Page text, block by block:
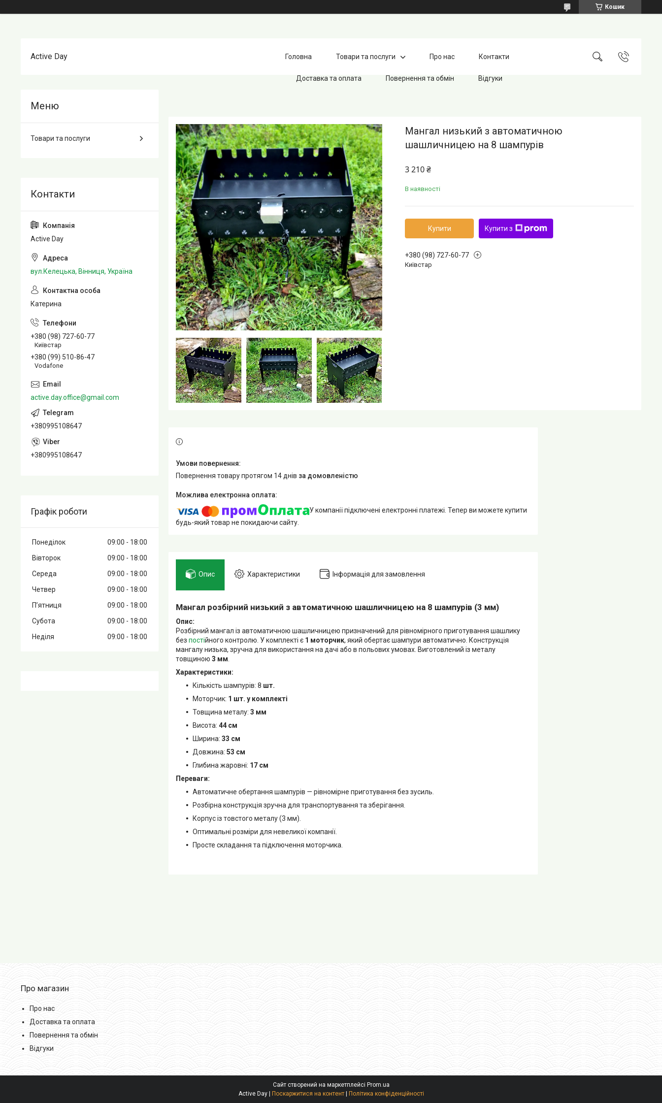
Кошик
Active Day Головна Товари та послуги Про нас Контакти
Доставка та оплата Повернення та обмін Відгуки
Мангал низький з автоматичною
шашличницею на 8 шампурів
3 210 ₴
В наявності
Купити Купити з
+380 (98) 727-60-77
Київстар
повернення товару протягом 14 днів за домовленістю
У компанії підключені електронні платежі. Тепер ви можете купити
будь-який товар не покидаючи сайту.
Опис Характеристики Інформація для замовлення
Мангал розбірний низький з автоматичною шашличницею на 8 шампурів (3 мм)
Опис:
Розбірний мангал із автоматичною шашличницею призначений для рівномірного приготування шашлику
без постійного контролю. У комплекті є 1 моторчик, який обертає шампури автоматично. Конструкція
мангалу низька, зручна для використання на дачі або в польових умовах. Виготовлений із металу
товщиною 3 мм
Характеристики:
Кількість шампурів: 8 шт.
Моторчик: 1 шт. у комплекті
Товщина металу: 3 мм
Висота: 44 см
Ширина: 33 см
Довжина: 53 см
Глибина жаровні: 17 см
Переваги:
Автоматичне обертання шампурів — рівномірне приготування без зусиль.
Розбірна конструкція зручна для транспортування та зберігання.
Корпус із товстого металу (3 мм).
Оптимальні розміри для невеликої компанії.
Просте складання та підключення моторчика.
Товари та послуги
Active Day
вул.Келецька, Вінниця, Україна
Катерина
+380 (98) 727-60-77
Київстар
+380 (99) 510-86-47
Vodafone
active.day.office@gmail.com
+380995108647
+380995108647
Графік роботи
Понеділок 09:00
18:00
Вівторок
09:00
18:00
Середа
09:00
18:00
Четвер
09:00
18:00
Пʼятниця
09:00
18:00
Субота
09:00
18:00
Неділя
09:00 18:00
Про магазин
Про нас
Доставка та оплата
Повернення та обмін
Відгуки
Сайт створений на маркетплейсі Prom.ua
Active Day | Поскаржитися на контент | Політика конфіденційності